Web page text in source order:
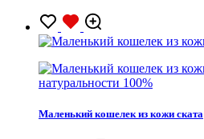
натуральности 100%
Маленький кошелек из кожи ската